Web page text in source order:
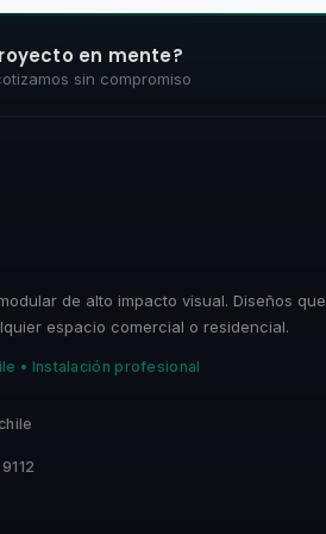
en mente?
sin compromiso
de alto impacto visual. Diseños que
espacio comercial o residencial.
• Instalación profesional